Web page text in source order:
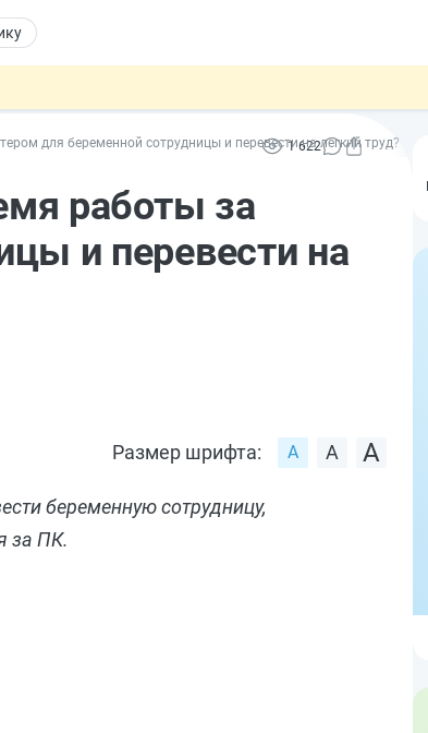
для беременной сотрудницы и перевести на легкий труд?
1 622
работы за
и перевести на
Размер шрифта:
беременную сотрудницу,
за ПК.